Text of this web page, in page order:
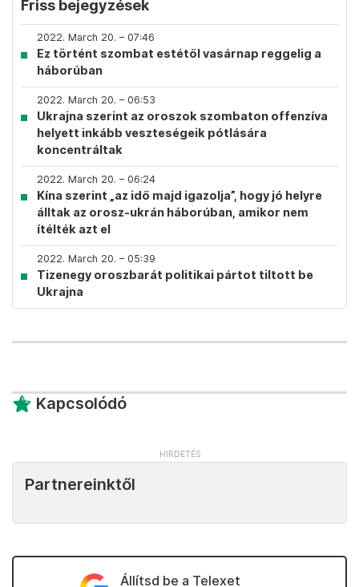
Friss bejegyzések
2022. March 20. – 07:46
Ez történt szombat estétől vasárnap reggelig a
háborúban
2022. March 20. – 06:53
Ukrajna szerint az oroszok szombaton offenzíva
helyett inkább veszteségeik pótlására
koncentráltak
2022. March 20. – 06:24
Kína szerint „az idő majd igazolja”, hogy jó helyre
álltak az orosz-ukrán háborúban, amikor nem
ítélték azt el
2022. March 20. – 05:39
Tizenegy oroszbarát politikai pártot tiltott be
Ukrajna
Kapcsolódó
Partnereinktől
Állítsd be a Telexet